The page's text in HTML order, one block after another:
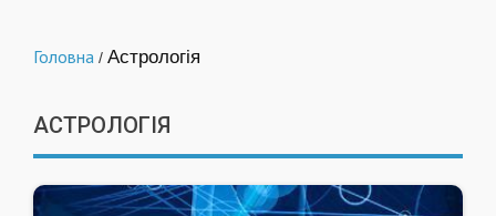
Головна / Астрологія
АСТРОЛОГІЯ